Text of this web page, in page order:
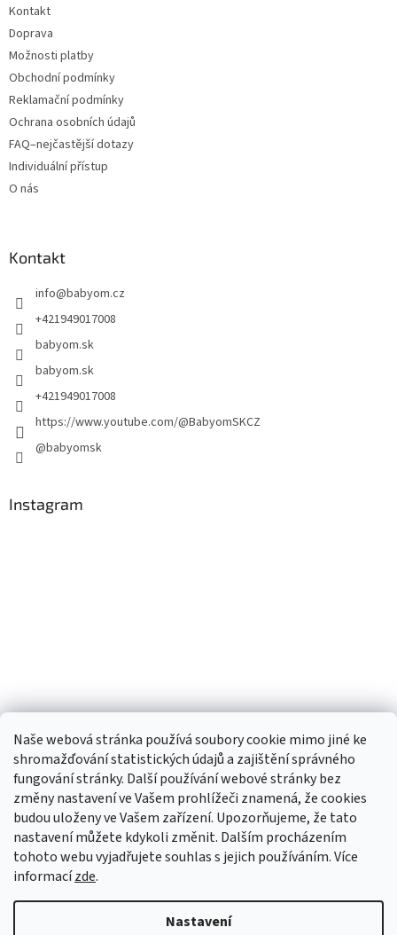
Naše webová stránka používá soubory cookie mimo jiné ke
shromažďování statistických údajů a zajištění správného
fungování stránky. Další používání webové stránky bez
změny nastavení ve Vašem prohlížeči znamená, že cookies
budou uloženy ve Vašem zařízení. Upozorňujeme, že tato
nastavení můžete kdykoli změnit. Dalším procházením
tohoto webu vyjadřujete souhlas s jejich používáním. Více
informacízde.
Nastavení
Kontakt
Doprava
Možnosti platby
Obchodní podmínky
Reklamační podmínky
Ochrana osobních údajů
FAQ–nejčastější dotazy
Individuální přístup
O nás
Kontakt
info@babyom.cz
+421949017008
babyom.sk
babyom.sk
+421949017008
https://www.youtube.com/@BabyomSKCZ
@babyomsk
Instagram
TIk Tok Instagram Facebook
Vytvořil Shoptet